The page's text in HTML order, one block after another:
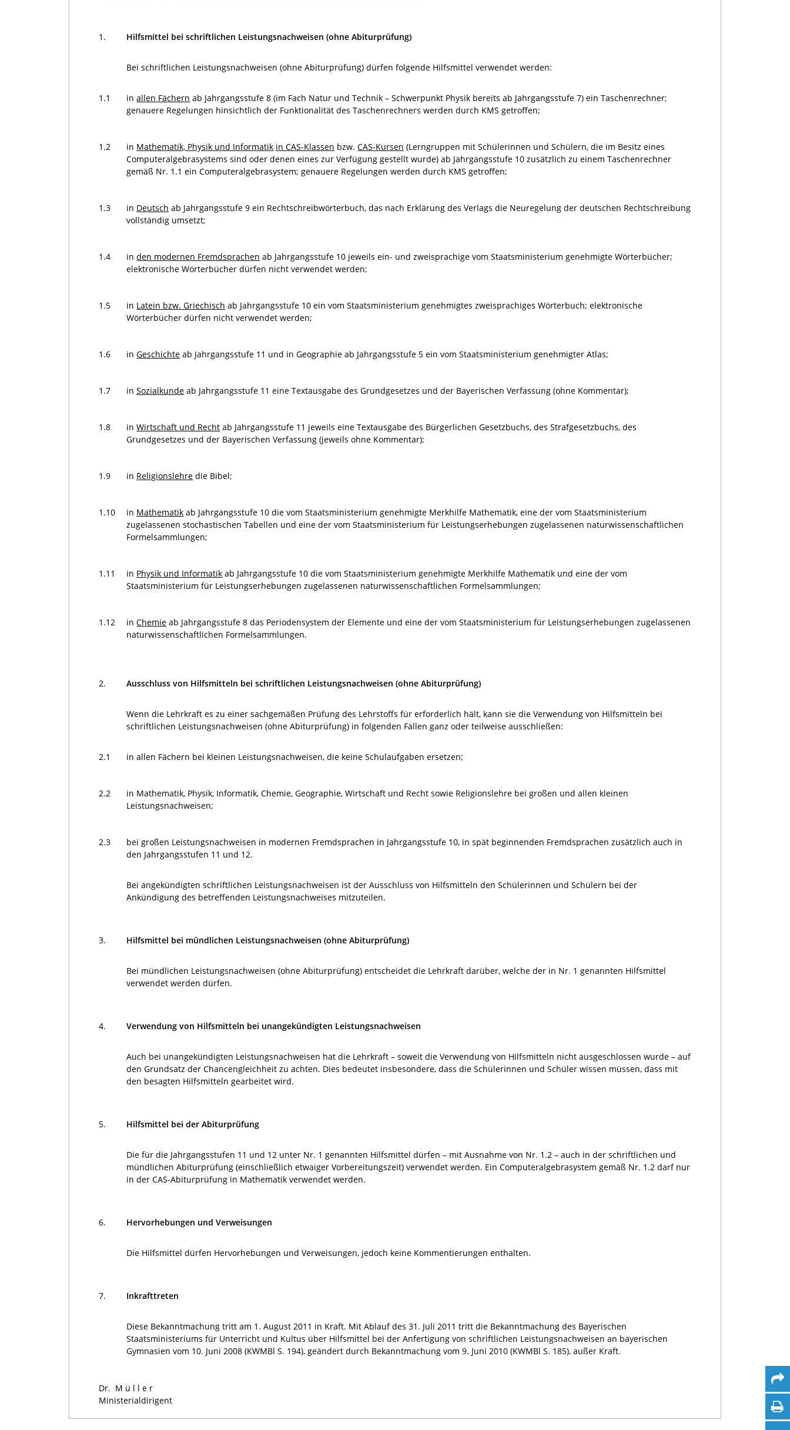
1. Hilfsmittel bei schriftlichen Leistungsnachweisen (ohne Abiturprüfung)
Bei schriftlichen Leistungsnachweisen (ohne Abiturprüfung) dürfen folgende Hilfsmittel verwendet werden:
1.1 inallen Fächern ab Jahrgangsstufe 8 (im Fach Natur und Technik – Schwerpunkt Physik bereits ab Jahrgangsstufe 7) ein Taschenrechner;
genauere Regelungen hinsichtlich der Funktionalität des Taschenrechners werden durch KMS getroffen;
1.2 in Mathematik, Physik und Informatik in CAS-Klassen bzw.CAS-Kursen (Lerngruppen mit Schülerinnen und Schülern, die im Besitz eines
Computeralgebrasystems sind oder denen eines zur Verfügung gestellt wurde) ab Jahrgangsstufe 10 zusätzlich zu einem Taschenrechner
gemäß Nr. 1.1 ein Computeralgebrasystem; genauere Regelungen werden durch KMS getroffen;
1.3 in Deutsch ab Jahrgangsstufe 9 ein Rechtschreibwörterbuch, das nach Erklärung des Verlags die Neuregelung der deutschen Rechtschreibung
vollständig umsetzt;
1.4 inden modernen Fremdsprachen ab Jahrgangsstufe 10 jeweils ein- und zweisprachige vom Staatsministerium genehmigte Wörterbücher;
elektronische Wörterbücher dürfen nicht verwendet werden;
1.5 in Latein bzw. Griechisch ab Jahrgangsstufe 10 ein vom Staatsministerium genehmigtes zweisprachiges Wörterbuch; elektronische
Wörterbücher dürfen nicht verwendet werden;
1.6 inGeschichte ab Jahrgangsstufe 11 und in Geographie ab Jahrgangsstufe 5 ein vom Staatsministerium genehmigter Atlas;
1.7 inSozialkunde ab Jahrgangsstufe 11 eine Textausgabe des Grundgesetzes und der Bayerischen Verfassung (ohne Kommentar);
1.8 inWirtschaft und Recht ab Jahrgangsstufe 11 jeweils eine Textausgabe des Bürgerlichen Gesetzbuchs, des Strafgesetzbuchs, des
Grundgesetzes und der Bayerischen Verfassung (jeweils ohne Kommentar);
1.9 in Religionslehre die Bibel;
1.10 in Mathematik ab Jahrgangsstufe 10 die vom Staatsministerium genehmigte Merkhilfe Mathematik, eine der vom Staatsministerium
zugelassenen stochastischen Tabellen und eine der vom Staatsministerium für Leistungserhebungen zugelassenen naturwissenschaftlichen
Formelsammlungen;
1.11 in Physik und Informatik ab Jahrgangsstufe 10 die vom Staatsministerium genehmigte Merkhilfe Mathematik und eine der vom
Staatsministerium für Leistungserhebungen zugelassenen naturwissenschaftlichen Formelsammlungen;
1.12 inChemie ab Jahrgangsstufe 8 das Periodensystem der Elemente und eine der vom Staatsministerium für Leistungserhebungen zugelassenen
naturwissenschaftlichen Formelsammlungen.
2. Ausschluss von Hilfsmitteln bei schriftlichen Leistungsnachweisen (ohne Abiturprüfung)
Wenn die Lehrkraft es zu einer sachgemäßen Prüfung des Lehrstoffs für erforderlich hält, kann sie die Verwendung von Hilfsmitteln bei
schriftlichen Leistungsnachweisen (ohne Abiturprüfung) in folgenden Fällen ganz oder teilweise ausschließen:
2.1 in allen Fächern bei kleinen Leistungsnachweisen, die keine Schulaufgaben ersetzen;
2.2
in Mathematik, Physik, Informatik, Chemie, Geographie, Wirtschaft und Recht sowie Religionslehre bei großen und allen kleinen
Leistungsnachweisen;
2.3
bei großen Leistungsnachweisen in modernen Fremdsprachen in Jahrgangsstufe 10, in spät beginnenden Fremdsprachen zusätzlich auch in
den Jahrgangsstufen 11 und 12.
Bei angekündigten schriftlichen Leistungsnachweisen ist der Ausschluss von Hilfsmitteln den Schülerinnen und Schülern bei der
Ankündigung des betreffenden Leistungsnachweises mitzuteilen.
3. Hilfsmittel bei mündlichen Leistungsnachweisen (ohne Abiturprüfung)
Bei mündlichen Leistungsnachweisen (ohne Abiturprüfung) entscheidet die Lehrkraft darüber, welche der in Nr. 1 genannten Hilfsmittel
verwendet werden dürfen.
4. Verwendung von Hilfsmitteln bei unangekündigten Leistungsnachweisen
Auch bei unangekündigten Leistungsnachweisen hat die Lehrkraft – soweit die Verwendung von Hilfsmitteln nicht ausgeschlossen wurde – auf
den Grundsatz der Chancengleichheit zu achten. Dies bedeutet insbesondere, dass die Schülerinnen und Schüler wissen müssen, dass mit
den besagten Hilfsmitteln gearbeitet wird.
5. Hilfsmittel bei der Abiturprüfung
Die für die Jahrgangsstufen 11 und 12 unter Nr. 1 genannten Hilfsmittel dürfen – mit Ausnahme von Nr. 1.2 – auch in der schriftlichen und
mündlichen Abiturprüfung (einschließlich etwaiger Vorbereitungszeit) verwendet werden. Ein Computeralgebrasystem gemäß Nr. 1.2 darf nur
in der CAS-Abiturprüfung in Mathematik verwendet werden.
6. Hervorhebungen und Verweisungen
Die Hilfsmittel dürfen Hervorhebungen und Verweisungen, jedoch keine Kommentierungen enthalten.
7. Inkrafttreten
Diese Bekanntmachung tritt am 1. August 2011 in Kraft. Mit Ablauf des 31. Juli 2011 tritt die Bekanntmachung des Bayerischen
Staatsministeriums für Unterricht und Kultus über Hilfsmittel bei der Anfertigung von schriftlichen Leistungsnachweisen an bayerischen
Gymnasien vom 10. Juni 2008 (KWMBl S. 194), geändert durch Bekanntmachung vom 9. Juni 2010 (KWMBl S. 185), außer Kraft.
Dr. M ü l l e r
Ministerialdirigent